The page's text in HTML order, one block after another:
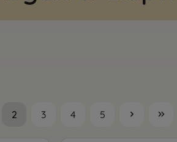
Seite
2
Seite
3
Seite
4
Seite
5